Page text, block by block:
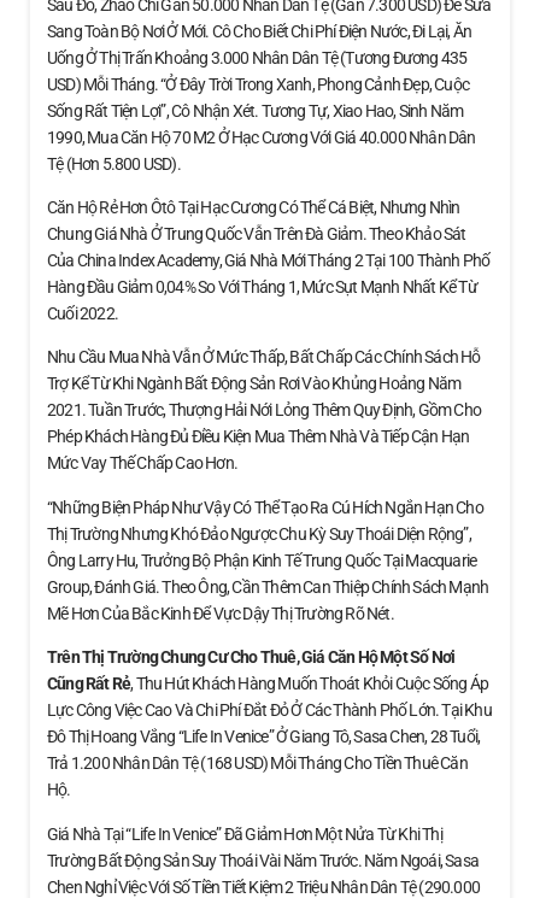
Sau Đó, Zhao Chi Gần 50.000 Nhân Dân Tệ (gần 7.300 USD) Để Sửa
Sang Toàn Bộ Nơi Ở Mới. Cô Cho Biết Chi Phí Điện Nước, Đi Lại, Ăn
Uống Ở Thị Trấn Khoảng 3.000 Nhân Dân Tệ (tương Đương 435
USD) Mỗi Tháng. “Ở Đây Trời Trong Xanh, Phong Cảnh Đẹp, Cuộc
Sống Rất Tiện Lợi”, Cô Nhận Xét. Tương Tự, Xiao Hao, Sinh Năm
1990, Mua Căn Hộ 70 M2 Ở Hạc Cương Với Giá 40.000 Nhân Dân
Tệ (hơn 5.800 USD).
Căn Hộ Rẻ Hơn Ôtô Tại Hạc Cương Có Thể Cá Biệt, Nhưng Nhìn
Chung Giá Nhà Ở Trung Quốc Vẫn Trên Đà Giảm. Theo Khảo Sát
Của China Index Academy, Giá Nhà Mới Tháng 2 Tại 100 Thành Phố
Hàng Đầu Giảm 0,04% So Với Tháng 1, Mức Sụt Mạnh Nhất Kể Từ
Cuối 2022.
Nhu Cầu Mua Nhà Vẫn Ở Mức Thấp, Bất Chấp Các Chính Sách Hỗ
Trợ Kể Từ Khi Ngành Bất Động Sản Rơi Vào Khủng Hoảng Năm
2021. Tuần Trước, Thượng Hải Nới Lỏng Thêm Quy Định, Gồm Cho
Phép Khách Hàng Đủ Điều Kiện Mua Thêm Nhà Và Tiếp Cận Hạn
Mức Vay Thế Chấp Cao Hơn.
“Những Biện Pháp Như Vậy Có Thể Tạo Ra Cú Hích Ngắn Hạn Cho
Thị Trường Nhưng Khó Đảo Ngược Chu Kỳ Suy Thoái Diện Rộng”,
Ông Larry Hu, Trưởng Bộ Phận Kinh Tế Trung Quốc Tại Macquarie
Group, Đánh Giá. Theo Ông, Cần Thêm Can Thiệp Chính Sách Mạnh
Mẽ Hơn Của Bắc Kinh Để Vực Dậy Thị Trường Rõ Nét.
Trên Thị Trường Chung Cư Cho Thuê, Giá Căn HộMột Số Nơi
Cũng Rất Rẻ, Thu Hút Khách Hàng Muốn Thoát Khỏi Cuộc Sống Áp
Lực Công Việc Cao Và Chi Phí Đắt Đỏ Ở Các Thành Phố Lớn. Tại Khu
Đô Thị Hoang Vắng “Life In Venice” Ở Giang Tô, Sasa Chen, 28 Tuổi,
Trả 1.200 Nhân Dân Tệ (168 USD) Mỗi Tháng Cho Tiền Thuê Căn
Hộ.
Giá Nhà Tại “Life In Venice” Đã Giảm Hơn Một Nửa Từ Khi Thị
Trường Bất Động Sản Suy Thoái Vài Năm Trước. Năm Ngoái, Sasa
Chen Nghỉ Việc Với Số Tiền Tiết Kiệm 2 Triệu Nhân Dân Tệ (290.000